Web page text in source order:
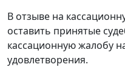
В отзыве на
оставить принятые
кассационную жалобу
удовлетворения.